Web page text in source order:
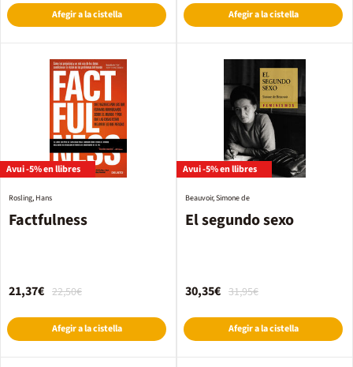
Afegir a la cistella Afegir a la cistella
Avui -5% en llibres
Factfulness
Rosling, Hans
22,50€
21,37€
Afegir a la cistella
Avui -5% en llibres
El segundo sexo
Beauvoir, Simone de
31,95€
30,35€
Afegir a la cistella